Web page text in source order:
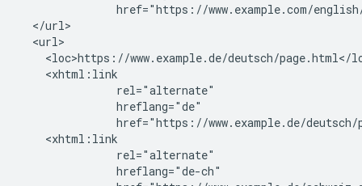
href="https://www.example.com/
  </url>
  <url>
<loc>https://www.example.de/deutsch/page.html</
    <xhtml:link
               rel="alternate"
               hreflang="de"
href="https://www.example.de/
    <xhtml:link
               rel="alternate"
               hreflang="de-ch"